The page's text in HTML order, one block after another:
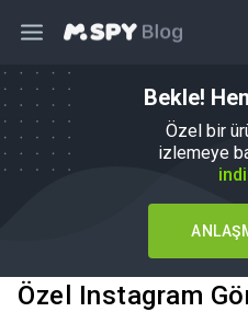
Bekle!
Özel bir
izlemeye
Özel Instagram